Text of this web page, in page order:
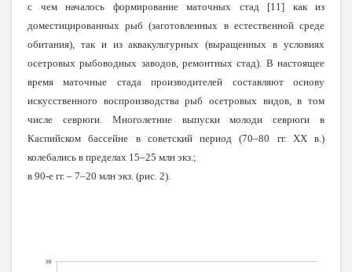
с чем началось формирование маточных стад [11] как из
доместицированных рыб (заготовленных в естественной среде
обитания), так и из аквакультурных (выращенных в условиях
осетровых рыбоводных заводов, ремонтных стад). В настоящее
время маточные стада производителей составляют основу
искусственного воспроизводства рыб осетровых видов, в том
числе севрюги. Многолетние выпуски молоди севрюги в
Каспийском бассейне в советский период (70–80 гг. XX в.)
колебались в пределах 15–25 млн экз.;
в 90-е гг. – 7–20 млн экз. (рис. 2).